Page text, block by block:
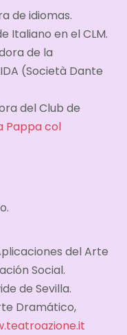
de idiomas.
Italiano en el CLM.
de la
(Società Dante
del Club de
Pappa col
del Arte
Social.
de Sevilla.
Dramático,